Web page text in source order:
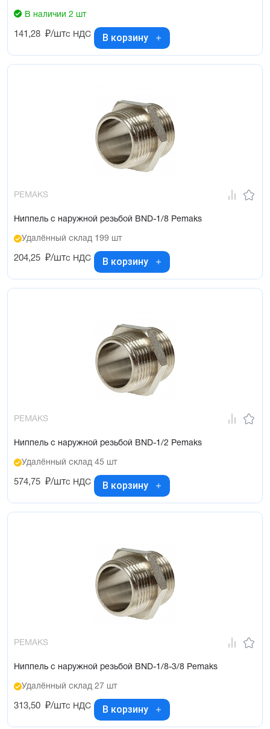
В наличии 2 шт
141,28 ₽/штс НДС В корзину
PEMAKS
Ниппель с наружной резьбой BND-1/8 Pemaks
Удалённый склад 199 шт
204,25 ₽/штс НДС В корзину
PEMAKS
Ниппель с наружной резьбой BND-1/2 Pemaks
Удалённый склад 45 шт
574,75 ₽/штс НДС В корзину
PEMAKS
Ниппель с наружной резьбой BND-1/8-3/8 Pemaks
Удалённый склад 27 шт
313,50 ₽/штс НДС В корзину